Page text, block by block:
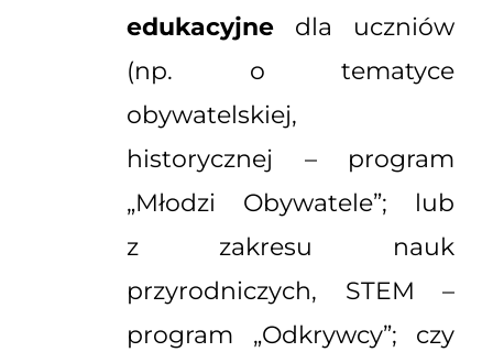
edukacyjne dla uczniów
(np. o tematyce
obywatelskiej,
historycznej – program
„Młodzi Obywatele”; lub
z zakresu nauk
przyrodniczych, STEM –
program „Odkrywcy”; czy